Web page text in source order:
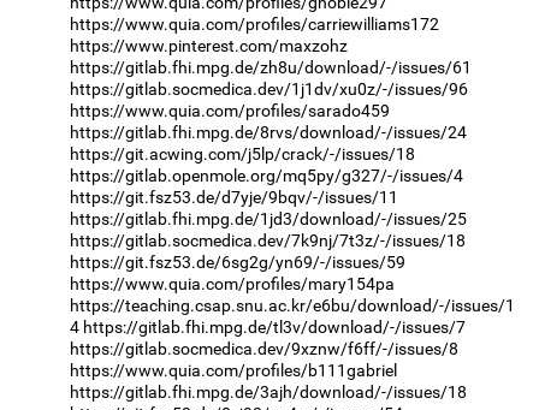
https://www.quia.com/profiles/carriewilliams172
https://www.pinterest.com/maxzohz
https://gitlab.fhi.mpg.de/zh8u/download/-/issues/61
https://gitlab.socmedica.dev/1j1dv/xu0z/-/issues/96
https://www.quia.com/profiles/sarado459
https://gitlab.fhi.mpg.de/8rvs/download/-/issues/24
https://git.acwing.com/j5lp/crack/-/issues/18
https://gitlab.openmole.org/mq5py/g327/-/issues/4
https://git.fsz53.de/d7yje/9bqv/-/issues/11
https://gitlab.fhi.mpg.de/1jd3/download/-/issues/25
https://gitlab.socmedica.dev/7k9nj/7t3z/-/issues/18
https://git.fsz53.de/6sg2g/yn69/-/issues/59
https://www.quia.com/profiles/mary154pa
https://teaching.csap.snu.ac.kr/e6bu/download/-/issues/1
4 https://gitlab.fhi.mpg.de/tl3v/download/-/issues/7
https://gitlab.socmedica.dev/9xznw/f6ff/-/issues/8
https://www.quia.com/profiles/b111gabriel
https://gitlab.fhi.mpg.de/3ajh/download/-/issues/18